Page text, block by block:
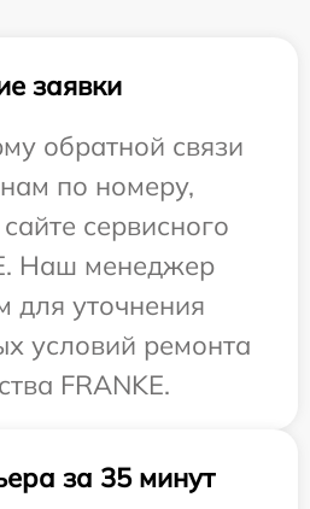
заявки
обратной связи
по номеру,
сервисного
Наш менеджер
для уточнения
условий ремонта
FRANKE.
за 35 минут